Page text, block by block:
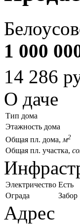
1 000
14 286
О даче
Тип дома
Этажность дома
Общая пл. дома, м2
Общая пл. участка,
Электричество Есть
Ограда
Забор
Адрес